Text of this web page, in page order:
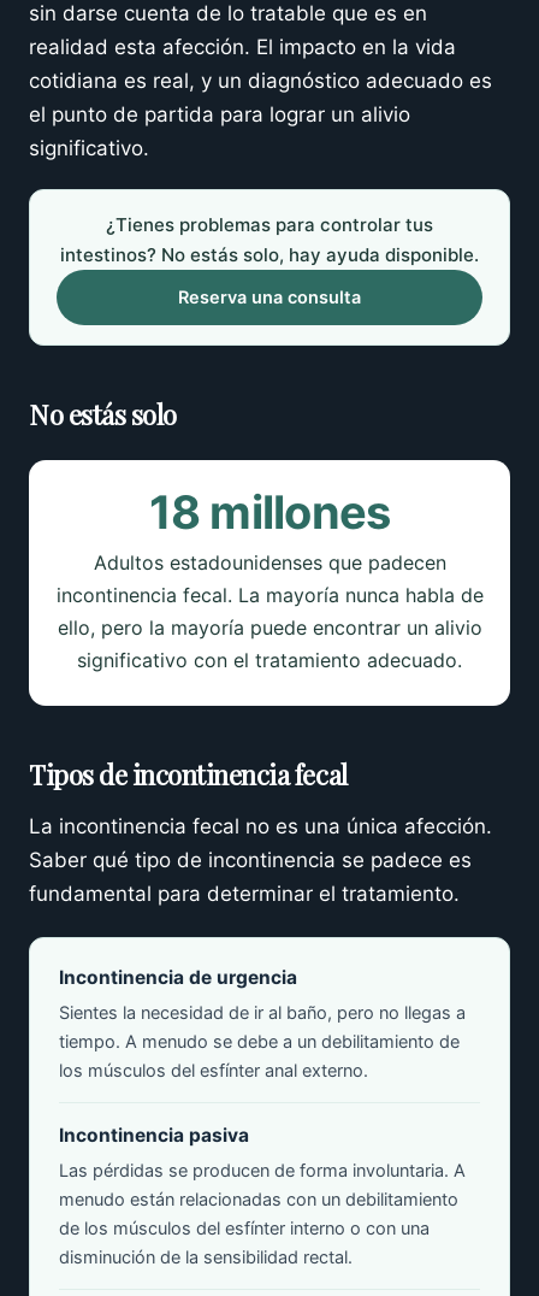
sin darse cuenta de lo tratable que es en
realidad esta afección. El impacto en la vida
cotidiana es real, y un diagnóstico adecuado es
el punto de partida para lograr un alivio
significativo.
¿Tienes problemas para controlar tus
intestinos? No estás solo, hay ayuda disponible.
Reserva una consulta
No estás solo
18 millones
Adultos estadounidenses que padecen
incontinencia fecal. La mayoría nunca habla de
ello, pero la mayoría puede encontrar un alivio
significativo con el tratamiento adecuado.
Tipos de incontinencia fecal
La incontinencia fecal no es una única afección.
Saber qué tipo de incontinencia se padece es
fundamental para determinar el tratamiento.
Incontinencia de urgencia
Sientes la necesidad de ir al baño, pero no llegas a
tiempo. A menudo se debe a un debilitamiento de
los músculos del esfínter anal externo.
Incontinencia pasiva
Las pérdidas se producen de forma involuntaria. A
menudo están relacionadas con un debilitamiento
de los músculos del esfínter interno o con una
disminución de la sensibilidad rectal.